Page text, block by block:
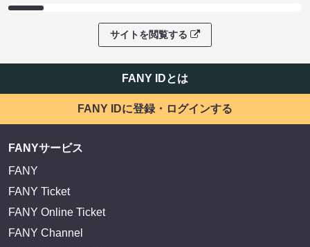
サイトを閲覧する
FANY IDとは
FANY IDに登録・ログインする
FANYサービス
FANY
FANY Ticket
FANY Online Ticket
FANY Channel